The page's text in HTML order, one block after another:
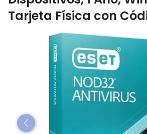
Tarjeta Física con